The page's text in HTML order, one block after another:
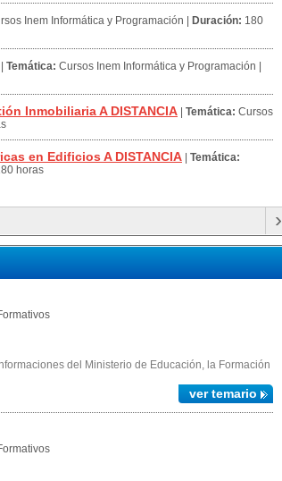
Inem Informática y Programación Duración: 180
Temática: Cursos Inem Informática y Programación
Inmobiliaria A DISTANCIA Temática: Cursos
en Edificios A DISTANCIA
Temática:
horas
›
del Ministerio de Educación, la Formación
ver temario